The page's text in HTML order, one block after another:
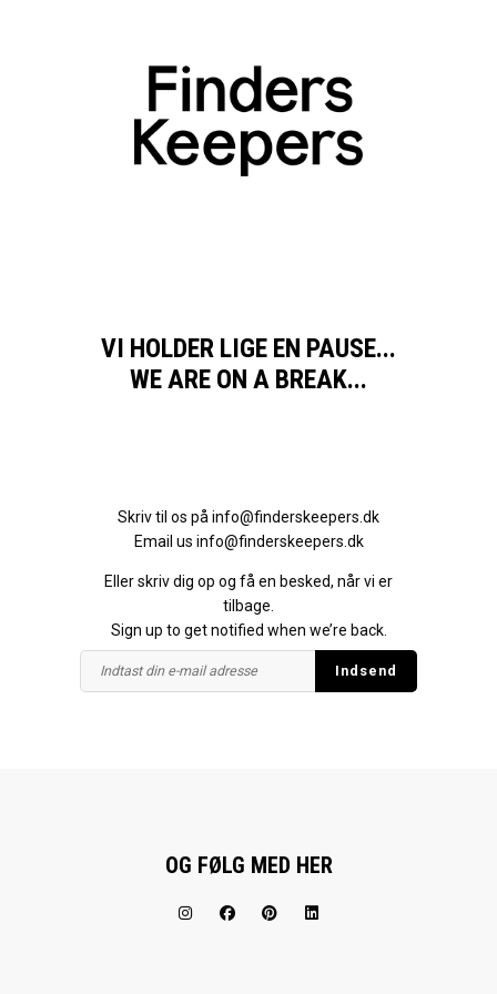
VI HOLDER LIGE EN PAUSE...
WE ARE ON A BREAK...
Skriv til os på info@finderskeepers.dk
Email us info@finderskeepers.dk
Eller skriv dig op og få en besked, når vi er
tilbage.
Sign up to get notified when we’re back.
OG FØLG MED HER